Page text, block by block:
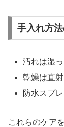
手入れ方
汚れは湿
乾燥は直
防水スプ
これらのケア